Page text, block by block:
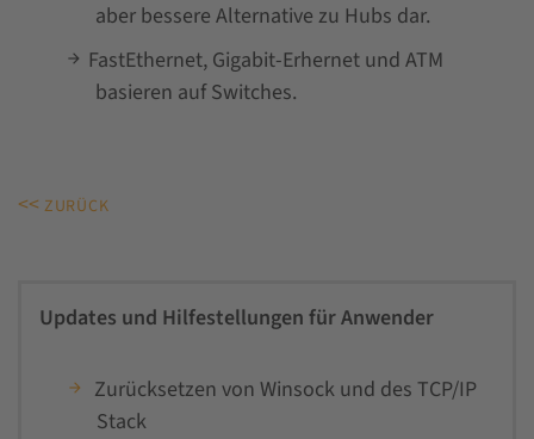
aber bessere Alternative zu Hubs dar.
FastEthernet, Gigabit-Erhernet und ATM
basieren auf Switches.
<< ZURÜCK
Updates und Hilfestellungen für Anwender
Zurücksetzen von Winsock und des TCP/IP
Stack